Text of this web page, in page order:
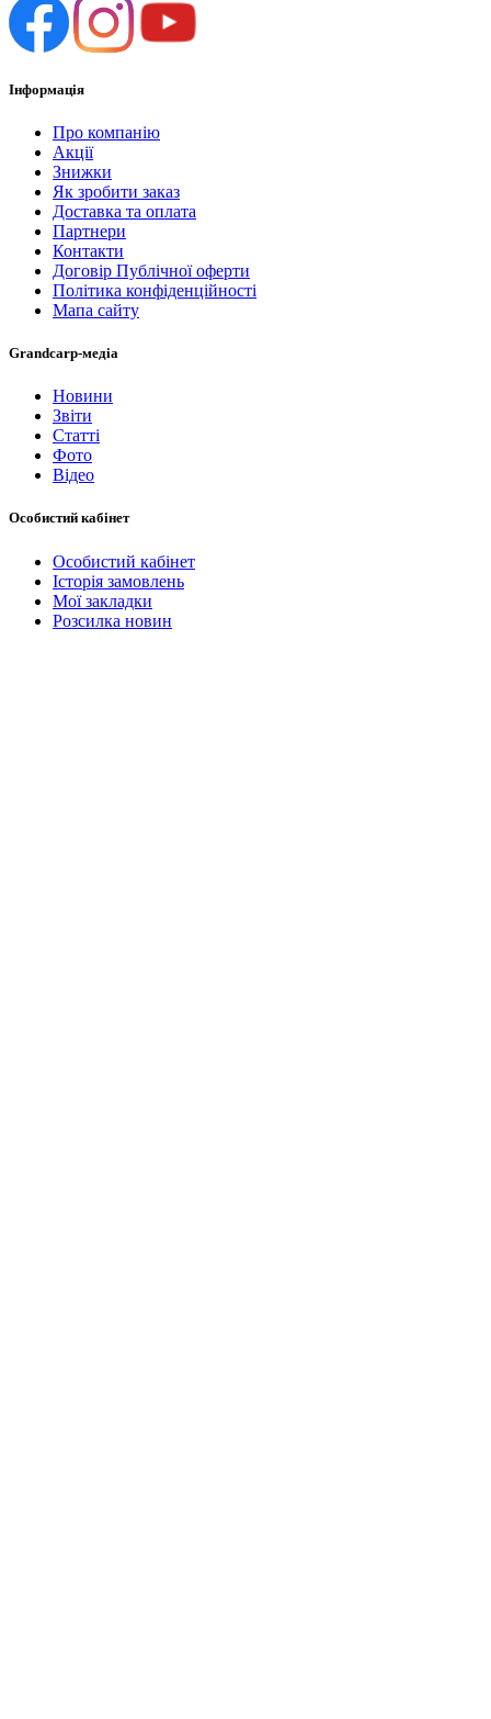
Інформація
Про компанію
Акції
Знижки
Як зробити заказ
Доставка та оплата
Партнери
Контакти
Договір Публічної оферти
Політика конфіденційності
Мапа сайту
Grandcarp-медіа
Новини
Звіти
Статті
Фото
Відео
Особистий кабінет
Особистий кабінет
Історія замовлень
Мої закладки
Розсилка новин